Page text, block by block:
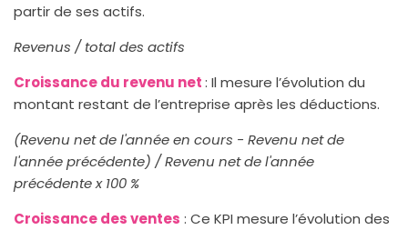
partir de ses actifs.
Revenus / total des actifs
Croissance du revenu net: Il mesure l’évolution du
montant restant de l’entreprise après les déductions.
(Revenu net de l'année en cours - Revenu net de
l'année précédente) / Revenu net de l'année
précédente x 100 %
Croissance des ventes : Ce KPI mesure l’évolution des